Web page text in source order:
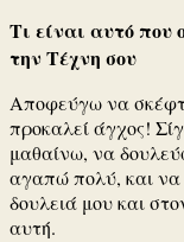
Τι είναι αυτό που
την Τέχνη σου
Αποφεύγω να
προκαλεί άγχος!
μαθαίνω, να
αγαπώ πολύ, και να
δουλειά μου και
αυτή.